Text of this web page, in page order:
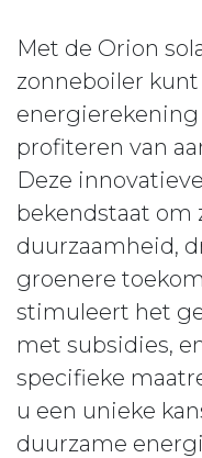
Met de Orion
zonneboiler
energierekening
profiteren van
Deze
bekendstaat om
duurzaamheid,
groenere
stimuleert het
met subsidies,
specifieke
u een unieke
duurzame